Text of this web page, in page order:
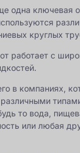
одна ключевая
круглых
работает с
в компаниях,
то вода,
или любая